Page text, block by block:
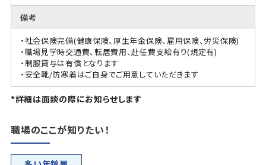
備考
・社会保険完備(健康保険、厚生年金保険、雇用保険、労災保険)
・職場見学時交通費、転居費用、赴任費支給有り(規定有)
・制服貸与は有償となります
・安全靴/防寒着はご自身でご用意していただきます
*詳細は面談の際にお知らせします
職場のここが知りたい！